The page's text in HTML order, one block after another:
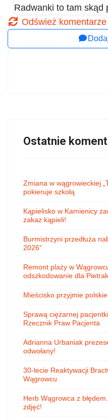
Radwanki to tam skąd
Odśwież komentarze
Ostatnie
Zmiana w wągrowieckiej
pokieruje szkołą
Kąpielisko w Kamienicy
zakaz kąpieli!
Burmistrzyni przedłuża
2026”
Remont plaży w
odszkodowanie dla
Mieścisko przyjmie
Sprawą ciężarnej
Rzecznik Praw Pacjenta
Adrianna Urbaniak
odwołany!
30-lecie Reaktywacji
Wągrowcu
Herb Wągrowca z
zdjęć!